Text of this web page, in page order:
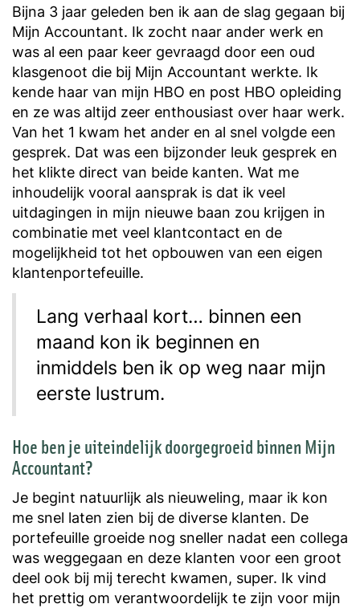
Bijna 3 jaar geleden ben ik aan de slag gegaan bij
Mijn Accountant. Ik zocht naar ander werk en
was al een paar keer gevraagd door een oud
klasgenoot die bij Mijn Accountant werkte. Ik
kende haar van mijn HBO en post HBO opleiding
en ze was altijd zeer enthousiast over haar werk.
Van het 1 kwam het ander en al snel volgde een
gesprek. Dat was een bijzonder leuk gesprek en
het klikte direct van beide kanten. Wat me
inhoudelijk vooral aansprak is dat ik veel
uitdagingen in mijn nieuwe baan zou krijgen in
combinatie met veel klantcontact en de
mogelijkheid tot het opbouwen van een eigen
klantenportefeuille.
Lang verhaal kort… binnen een
maand kon ik beginnen en
inmiddels ben ik op weg naar mijn
eerste lustrum.
Hoe ben je uiteindelijk doorgegroeid binnen Mijn
Accountant?
Je begint natuurlijk als nieuweling, maar ik kon
me snel laten zien bij de diverse klanten. De
portefeuille groeide nog sneller nadat een collega
was weggegaan en deze klanten voor een groot
deel ook bij mij terecht kwamen, super. Ik vind
het prettig om verantwoordelijk te zijn voor mijn